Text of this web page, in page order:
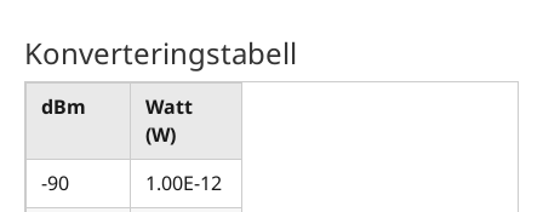
Konverteringstabell
dBm
Watt
(W)
-90
1.00E-12